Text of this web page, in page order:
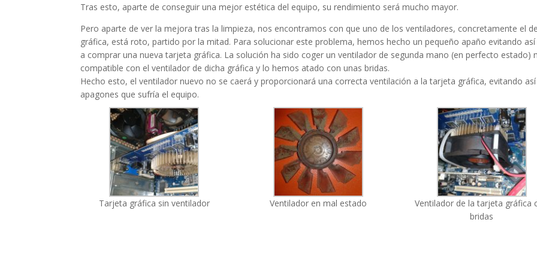
Tras esto, aparte de conseguir una mejor estética del equipo, su rendimiento será mucho mayor.
Pero aparte de ver la mejora tras la limpieza, nos encontramos con que uno de los ventiladores, concretamente el
gráfica, está roto, partido por la mitad. Para solucionar este problema, hemos hecho un pequeño apaño evitando
a comprar una nueva tarjeta gráfica. La solución ha sido coger un ventilador de segunda mano (en perfecto estado)
compatible con el ventilador de dicha gráfica y lo hemos atado con unas bridas.
Hecho esto, el ventilador nuevo no se caerá y proporcionará una correcta ventilación a la tarjeta gráfica, evitando
apagones que sufría el equipo.
Tarjeta gráfica sin ventilador Ventilador en mal estado
Ventilador de la tarjeta gráfica
bridas